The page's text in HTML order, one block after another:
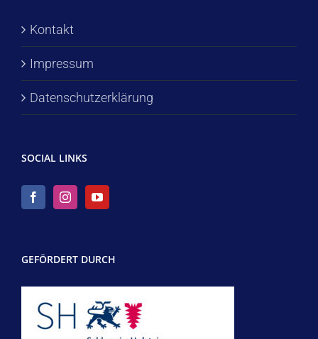
Kontakt
Impressum
Datenschutzerklärung
SOCIAL LINKS
GEFÖRDERT DURCH